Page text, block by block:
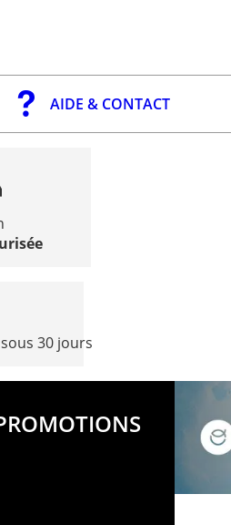
AIDE & CONTACT
30 jours